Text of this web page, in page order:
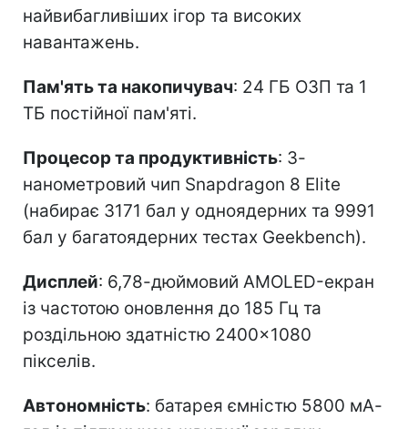
найвибагливіших ігор та високих
навантажень.
Пам'ять та накопичувач: 24 ГБ ОЗП та 1
ТБ постійної пам'яті.
Процесор та продуктивність: 3-
нанометровий чип Snapdragon 8 Elite
(набирає 3171 бал у одноядерних та 9991
бал у багатоядерних тестах Geekbench).
Дисплей: 6,78-дюймовий AMOLED-екран
із частотою оновлення до 185 Гц та
роздільною здатністю 2400×1080
пікселів.
Автономність: батарея ємністю 5800 мА-